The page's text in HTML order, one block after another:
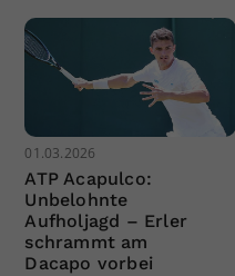
01.03.2026
ATP Acapulco:
Unbelohnte
Aufholjagd – Erler
schrammt am
Dacapo vorbei